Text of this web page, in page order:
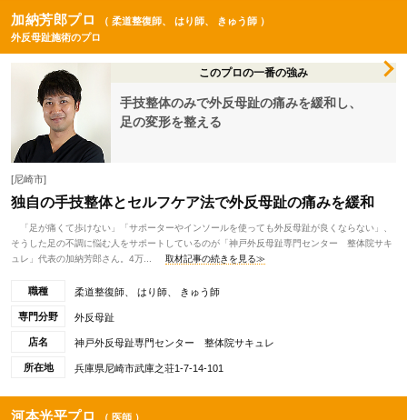
加納芳郎プロ
（ 柔道整復師、 はり師、 きゅう師 ）
外反母趾施術のプロ
このプロの一番の強み
手技整体のみで外反母趾の痛みを緩和し、
足の変形を整える
[尼崎市]
独自の手技整体とセルフケア法で外反母趾の痛みを緩和
「足が痛くて歩けない」「サポーターやインソールを使っても外反母趾が良くならない」、
そうした足の不調に悩む人をサポートしているのが「神戸外反母趾専門センター 整体院サキ
ュレ」代表の加納芳郎さん。4万...
取材記事の続きを見る≫
職種 柔道整復師、 はり師、 きゅう師
専門分野 外反母趾
店名 神戸外反母趾専門センター 整体院サキュレ
所在地 兵庫県尼崎市武庫之荘1-7-14-101
河本光平プロ
（ 医師 ）